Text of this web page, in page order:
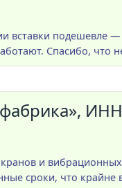
вставки
Спасибо, что
и
сроки, что